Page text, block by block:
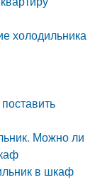
холодильника
Можно ли
в шкаф